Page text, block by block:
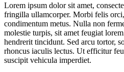
Lorem ipsum dolor sit amet,
fringilla ullamcorper. Morbi felis
condimentum metus. Nulla non
molestie turpis, sit amet feugiat
hendrerit tincidunt. Sed arcu tortor,
rhoncus iaculis lectus. Ut efficitur
suscipit vehicula imperdiet.